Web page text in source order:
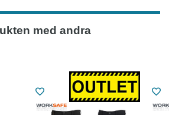
med andra